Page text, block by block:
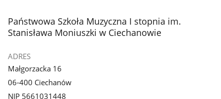
stopka
Państwowa Szkoła Muzyczna I stopnia im.
Stanisława Moniuszki w Ciechanowie
ADRES
Małgorzacka 16
06-400 Ciechanów
NIP 5661031448